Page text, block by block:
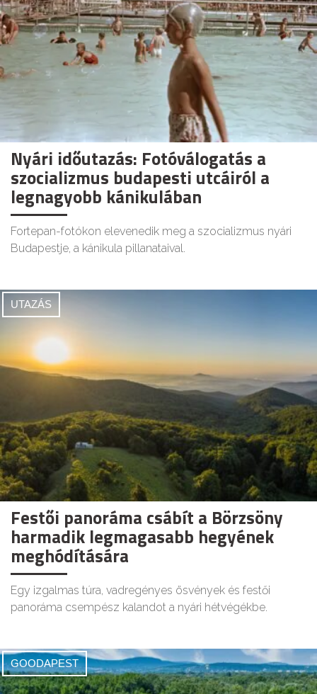
Nyári időutazás: Fotóválogatás a
szocializmus budapesti utcáiról a
legnagyobb kánikulában
Fortepan-fotókon elevenedik meg a szocializmus nyári
Budapestje, a kánikula pillanataival.
UTAZÁS
Festői panoráma csábít a Börzsöny
harmadik legmagasabb hegyének
meghódítására
Egy izgalmas túra, vadregényes ösvények és festői
panoráma csempész kalandot a nyári hétvégékbe.
GOODAPEST